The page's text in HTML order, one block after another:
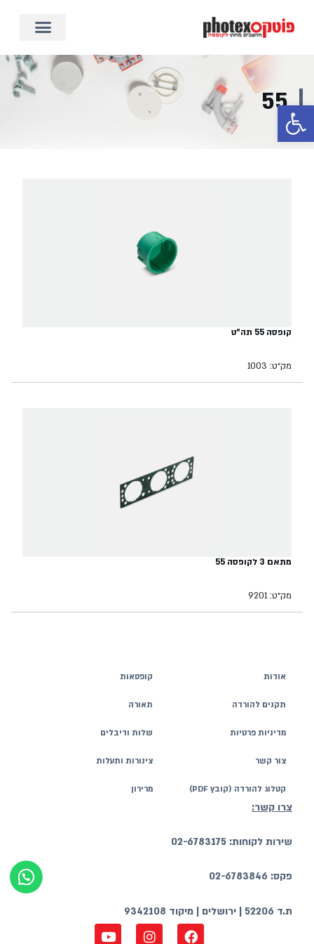
פתח סרגל נגישות
55
קופסה 55 תה"ט
מק״ט: 1003
מתאם 3 לקופסה 55
מק״ט: 9201
צרו קשר:
שירות לקוחות: 02-6783175
פקס: 02-6783846
ת.ד 52206 | ירושלים | מיקוד 9342108
אודות
תקנים להורדה
מדיניות פרטיות
צור קשר
קטלוג להורדה (קובץ PDF)
קופסאות
תאורה
שלות ודיבלים
צינורות ותעלות
מרירון